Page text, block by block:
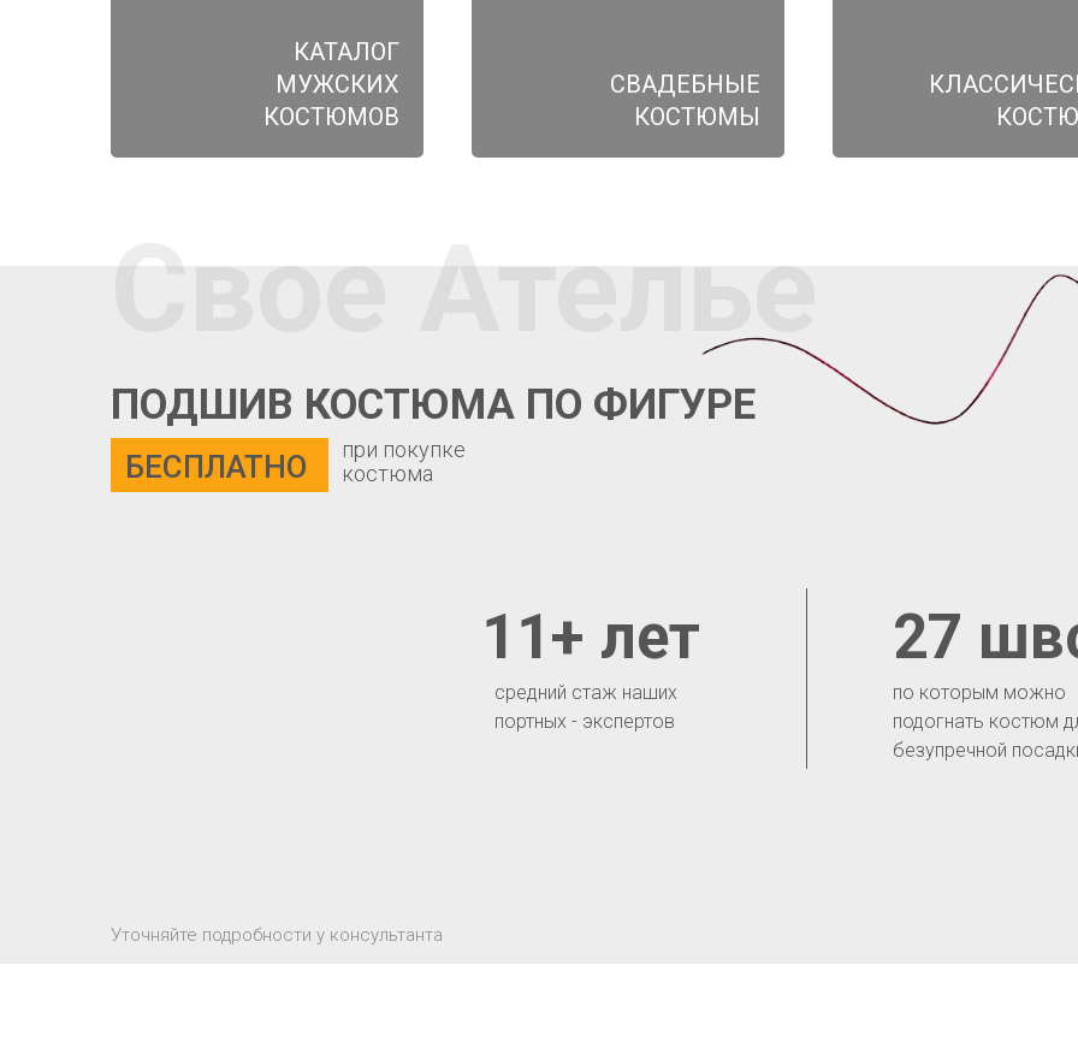
КАТАЛОГ
МУЖСКИХ
КОСТЮМОВ
СВАДЕБНЫЕ
КОСТЮМЫ
Свое Ателье
ПОДШИВ КОСТЮМА ПО ФИГУРЕ
БЕСПЛАТНО
по которым можно
подогнать костюм
безупречной
27
средний стаж наших
портных - экспертов
11+ лет
при покупке
костюма
Уточняйте подробности у консультанта